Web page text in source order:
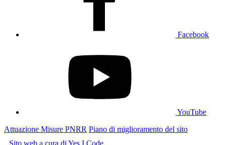
Facebook
YouTube
Attuazione Misure PNRR Piano di miglioramento del sito
Sito web a cura di Yes I Code